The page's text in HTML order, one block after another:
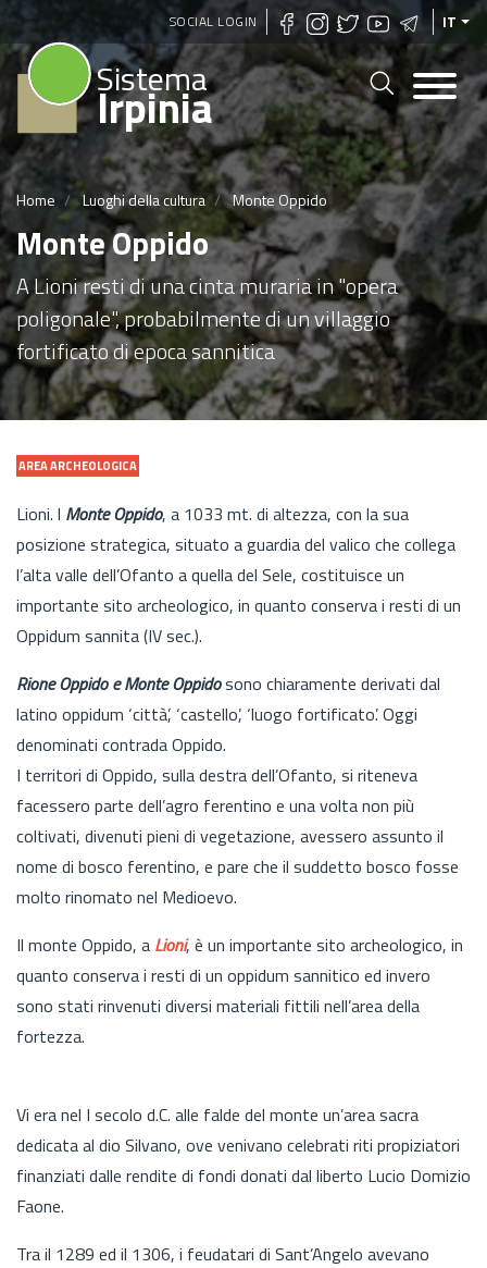
Salta
al
contenuto
principale
SOCIAL LOGIN IT
Sistema
Irpinia
Home Luoghi della cultura Monte Oppido
Monte Oppido
A Lioni resti di una cinta muraria in "opera
poligonale", probabilmente di un villaggio
fortificato di epoca sannitica
AREA ARCHEOLOGICA
Lioni. l Monte Oppido, a 1033 mt. di altezza, con la sua
posizione strategica, situato a guardia del valico che collega
l’alta valle dell’Ofanto a quella del Sele, costituisce un
importante sito archeologico, in quanto conserva i resti di un
Oppidum sannita (IV sec.).
Rione Oppido e Monte Oppidosono chiaramente derivati dal
latino oppidum ‘città’, ‘castello’, ‘luogo fortificato’. Oggi
denominati contrada Oppido.
I territori di Oppido, sulla destra dell’Ofanto, si riteneva
facessero parte dell’agro ferentino e una volta non più
coltivati, divenuti pieni di vegetazione, avessero assunto il
nome di bosco ferentino, e pare che il suddetto bosco fosse
molto rinomato nel Medioevo.
Il monte Oppido, a Lioni, è un importante sito archeologico, in
quanto conserva i resti di un oppidum sannitico ed invero
sono stati rinvenuti diversi materiali fittili nell’area della
fortezza.
Vi era nel I secolo d.C. alle falde del monte un’area sacra
dedicata al dio Silvano, ove venivano celebrati riti propiziatori
finanziati dalle rendite di fondi donati dal liberto Lucio Domizio
Faone.
Tra il 1289 ed il 1306, i feudatari di Sant’Angelo avevano